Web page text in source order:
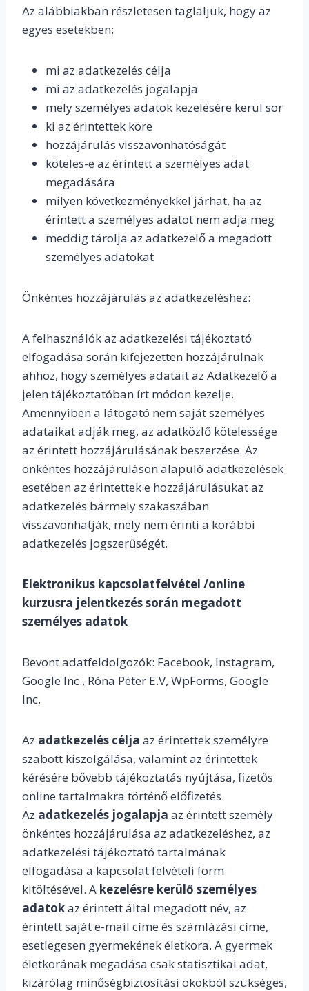
Az alábbiakban részletesen taglaljuk, hogy az
egyes esetekben:
mi az adatkezelés célja
mi az adatkezelés jogalapja
mely személyes adatok kezelésére kerül sor
ki az érintettek köre
hozzájárulás visszavonhatóságát
köteles-e az érintett a személyes adat
megadására
milyen következményekkel járhat, ha az
érintett a személyes adatot nem adja meg
meddig tárolja az adatkezelő a megadott
személyes adatokat
Önkéntes hozzájárulás az adatkezeléshez:
A felhasználók az adatkezelési tájékoztató
elfogadása során kifejezetten hozzájárulnak
ahhoz, hogy személyes adatait az Adatkezelő a
jelen tájékoztatóban írt módon kezelje.
Amennyiben a látogató nem saját személyes
adataikat adják meg, az adatközlő kötelessége
az érintett hozzájárulásának beszerzése. Az
önkéntes hozzájáruláson alapuló adatkezelések
esetében az érintettek e hozzájárulásukat az
adatkezelés bármely szakaszában
visszavonhatják, mely nem érinti a korábbi
adatkezelés jogszerűségét.
Elektronikus kapcsolatfelvétel /online
kurzusra jelentkezés során megadott
személyes adatok
Bevont adatfeldolgozók: Facebook, Instagram,
Google Inc., Róna Péter E.V, WpForms, Google
Inc.
Az adatkezelés célja az érintettek személyre
szabott kiszolgálása, valamint az érintettek
kérésére bővebb tájékoztatás nyújtása, fizetős
online tartalmakra történő előfizetés.
Az adatkezelés jogalapja az érintett személy
önkéntes hozzájárulása az adatkezeléshez, az
adatkezelési tájékoztató tartalmának
elfogadása a kapcsolat felvételi form
kitöltésével. A kezelésre kerülő személyes
adatokaz érintett által megadott név, az
érintett saját e-mail címe és számlázási címe,
esetlegesen gyermekének életkora. A gyermek
életkorának megadása csak statisztikai adat,
kizárólag minőségbiztosítási okokból szükséges,